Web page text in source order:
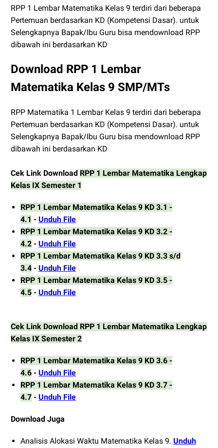
RPP 1 Lembar Matematika Kelas 9 terdiri dari beberapa
Pertemuan berdasarkan KD (Kompetensi Dasar). untuk
Selengkapnya Bapak/Ibu Guru bisa mendownload RPP
dibawah ini berdasarkan KD
Download RPP 1 Lembar
Matematika Kelas 9 SMP/MTs
RPP Matematika 1 Lembar Kelas 9 terdiri dari beberapa
Pertemuan berdasarkan KD (Kompetensi Dasar). untuk
Selengkapnya Bapak/Ibu Guru bisa mendownload RPP
dibawah ini berdasarkan KD
Cek Link Download RPP 1 Lembar Matematika Lengkap
Kelas IX Semester 1
RPP 1 Lembar Matematika Kelas 9 KD 3.1 -
4.1 - Unduh File
RPP 1 Lembar Matematika Kelas 9 KD 3.2 -
4.2 - Unduh File
RPP 1 Lembar Matematika Kelas 9 KD 3.3 s/d
3.4 - Unduh File
RPP 1 Lembar Matematika Kelas 9 KD 3.5 -
4.5 - Unduh File
Cek Link Download RPP 1 Lembar Matematika Lengkap
Kelas IX Semester 2
RPP 1 Lembar Matematika Kelas 9 KD 3.6 -
4.6 - Unduh File
RPP 1 Lembar Matematika Kelas 9 KD 3.7 -
4.7 - Unduh File
Download Juga
Analisis Alokasi Waktu Matematika Kelas 9. Unduh